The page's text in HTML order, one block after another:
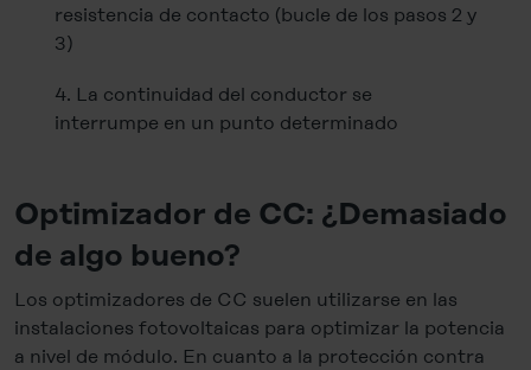
resistencia de contacto (bucle de los pasos 2 y
3)
4. La continuidad del conductor se
interrumpe en un punto determinado
Optimizador de CC: ¿Demasiado
de algo bueno?
Los optimizadores de CC suelen utilizarse en las
instalaciones fotovoltaicas para optimizar la potencia
a nivel de módulo. En cuanto a la protección contra